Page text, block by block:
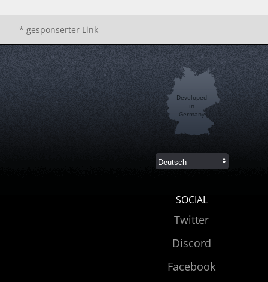
* gesponserter Link
Developed
in
Germany
SOCIAL
Twitter
Discord
Facebook